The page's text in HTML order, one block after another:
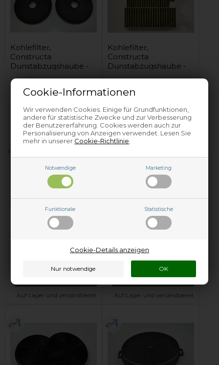
Cookie-Informationen
Wir verwenden Cookies. Einige für Grundfunktionen,
andere für statistische Zwecke und zur Verbesserung
der Benutzererfahrung. Cookies werden auch zur
Personalisierung von Anzeigen verwendet. Lesen Sie
mehr in unserer Cookie-Richtlinie
Notwendige Marketing
Funktionale Statistische
Cookie-Details anzeigen
Kohlefilter,
Constructa
Dunstabzugshaube -
16,80 EUR
Auf Lager und versandbereit
Kohlefilter,
Constructa
Dunstabzugshaube -
Auf Lager und versandbereit
Kohlefilter,
Constructa
Auf Lager und versandbereit
Kohlefilter,
Constructa
197 mm x 396 mm
30,80 EUR
In den Warenkorb
Auf Lager und versandbereit